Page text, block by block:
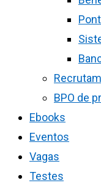
BPO de
Ebooks
Eventos
Vagas
Testes